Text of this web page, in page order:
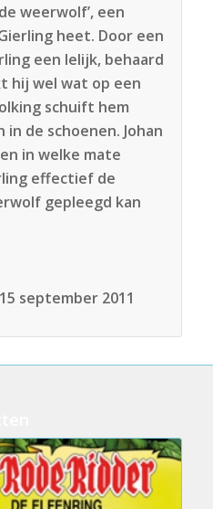
weerwolf’, een
heet. Door een
een lelijk, behaard
hij wel wat op een
schuift hem
de schoenen. Johan
in welke mate
effectief de
gepleegd kan
september 2011